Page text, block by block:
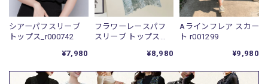
シアーパフスリーブ
トップス_r000742
¥7,980
フラワーレースパフ
スリーブ トップス
¥8,980
Aラインフレア スカー
ト r001299
¥9,980